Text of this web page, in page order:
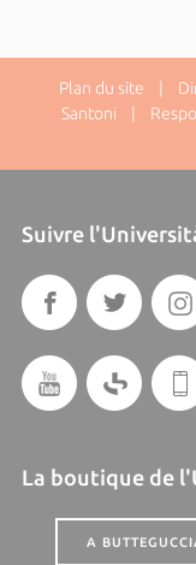
Plan du site |
Santoni |
Suivre
La boutique de
A